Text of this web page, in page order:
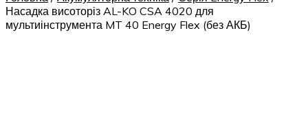
Насадка висоторіз AL-KO CSA 4020 для
мультиінструмента MT 40 Energy Flex (без АКБ)